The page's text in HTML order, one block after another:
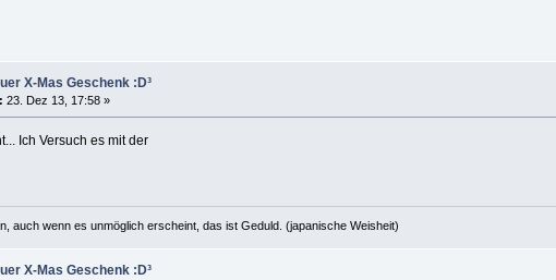
X-Mas Geschenk :D³
23. Dez 13, 17:58 »
Ich Versuch es mit der
auch wenn es unmöglich erscheint, das ist Geduld. (japanische Weisheit)
X-Mas Geschenk :D³